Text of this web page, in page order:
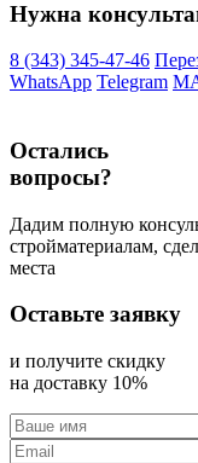
Нужна
8 (343) 345-47-46
WhatsApp Telegram
Остались
вопросы?
Дадим полную
стройматериалам,
места
Оставьте заявку
и получите скидку
на доставку 10%